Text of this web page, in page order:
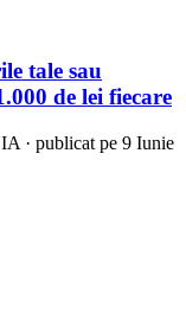
tale sau
de lei fiecare
· publicat pe 9 Iunie